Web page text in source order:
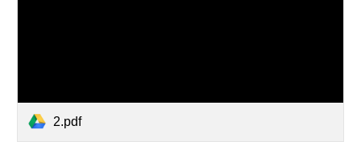
2.pdf